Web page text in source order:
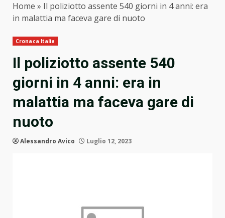
Home » Il poliziotto assente 540 giorni in 4 anni: era
in malattia ma faceva gare di nuoto
Cronaca Italia
Il poliziotto assente 540
giorni in 4 anni: era in
malattia ma faceva gare di
nuoto
Alessandro Avico Luglio 12, 2023